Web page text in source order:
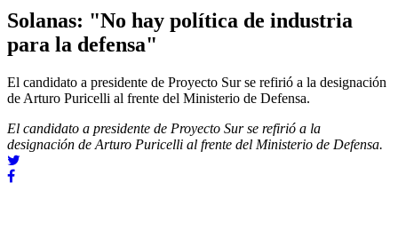
Solanas: "No hay política de industria
para la defensa"
El candidato a presidente de Proyecto Sur se refirió a la designación
de Arturo Puricelli al frente del Ministerio de Defensa.
El candidato a presidente de Proyecto Sur se refirió a la
designación de Arturo Puricelli al frente del Ministerio de Defensa.